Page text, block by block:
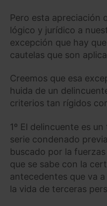
Pero esta apreciación
lógico y jurídico a
excepción que hay
cautelas que son
Creemos que esa
huida de un
criterios tan rígidos
1º El delincuente es
serie condenado
buscado por la
que se sabe con la
antecedentes que va
la vida de terceras